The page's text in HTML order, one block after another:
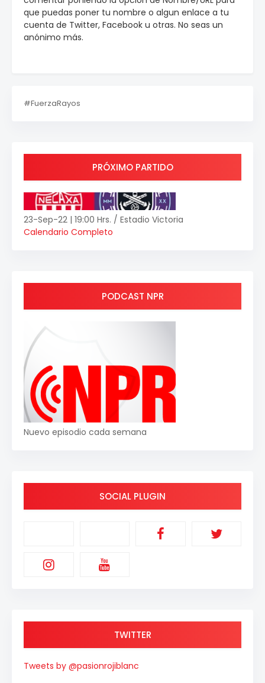
que puedas poner tu nombre o algun enlace a tu
cuenta de Twitter, Facebook u otras. No seas un
anónimo más.
#FuerzaRayos
PRÓXIMO PARTIDO
23-Sep-22 | 19:00 Hrs. / Estadio Victoria
Calendario Completo
PODCAST NPR
Nuevo episodio cada semana
SOCIAL PLUGIN
TWITTER
Tweets by @pasionrojiblanc